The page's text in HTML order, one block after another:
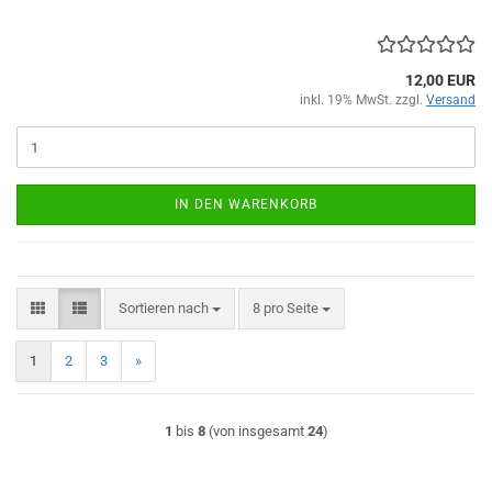
12,00 EUR
inkl. 19% MwSt. zzgl. Versand
IN DEN WARENKORB
Sortieren nach
Sortieren nach 8 pro Seite
pro Seite
1 2 3 »
1 bis 8(von insgesamt 24)